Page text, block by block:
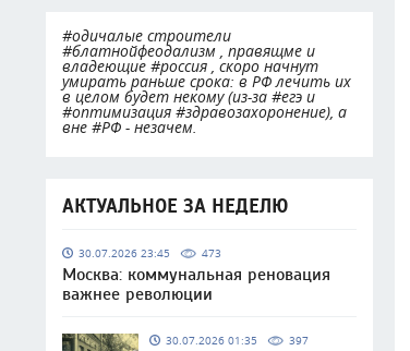
#одичалые строители
#блатнойфеодализм , правящме и
владеющие #россия , скоро начнут
умирать раньше срока: в РФ лечить их
в целом будет некому (из-за #егэ и
#оптимизация #здравозахоронение), а
вне #РФ - незачем.
АКТУАЛЬНОЕ ЗА НЕДЕЛЮ
30.07.2026 23:45 473
Москва: коммунальная реновация
важнее революции
30.07.2026 01:35 397